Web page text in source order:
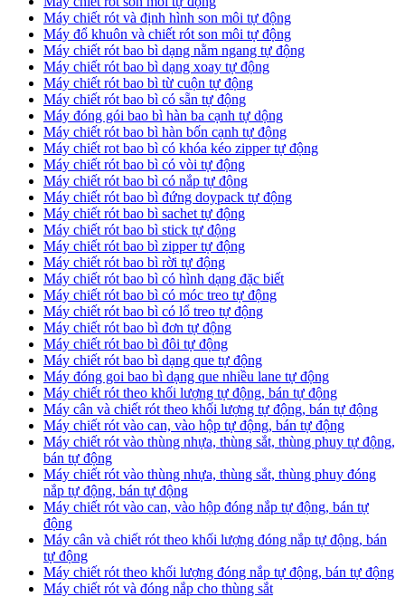
Máy chiết rót và định hình son môi tự động
Máy đổ khuôn và chiết rót son môi tự động
Máy chiết rót bao bì dạng nằm ngang tự động
Máy chiết rót bao bì dạng xoay tự động
Máy chiết rót bao bì từ cuộn tự động
Máy chiết rót bao bì có sẵn tự động
Máy đóng gói bao bì hàn ba cạnh tự dộng
Máy chiết rót bao bì hàn bốn cạnh tự động
Máy chiết rot bao bì có khóa kéo zipper tự động
Máy chiết rót bao bì có vòi tự động
Máy chiết rót bao bì có nắp tự động
Máy chiết rót bao bì đứng doypack tự động
Máy chiết rót bao bì sachet tự động
Máy chiết rót bao bì stick tự động
Máy chiết rót bao bì zipper tự động
Máy chiết rót bao bì rời tự động
Máy chiết rót bao bì có hình dạng đặc biết
Máy chiết rót bao bì có móc treo tự động
Máy chiết rót bao bì có lổ treo tự động
Máy chiết rót bao bì đơn tự động
Máy chiết rót bao bì đôi tự động
Máy chiết rót bao bì dạng que tự động
Máy đóng goi bao bì dạng que nhiều lane tự động
Máy chiết rót theo khối lượng tự động, bán tự động
Máy cân và chiết rót theo khối lượng tự động, bán tự động
Máy chiết rót vào can, vào hộp tự động, bán tự động
Máy chiết rót vào thùng nhựa, thùng sắt, thùng phuy tự động,
bán tự động
Máy chiết rót vào thùng nhựa, thùng sắt, thùng phuy đóng
nắp tự động, bán tự động
Máy chiết rót vào can, vào hộp đóng nắp tự động, bán tự
động
Máy cân và chiết rót theo khối lượng đóng nắp tự động, bán
tự động
Máy chiết rót theo khối lượng đóng nắp tự động, bán tự động
Máy chiết rót và đóng nắp cho thùng sắt